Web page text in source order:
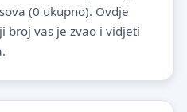
(0 ukupno). Ovdje
broj vas je zvao i vidjeti